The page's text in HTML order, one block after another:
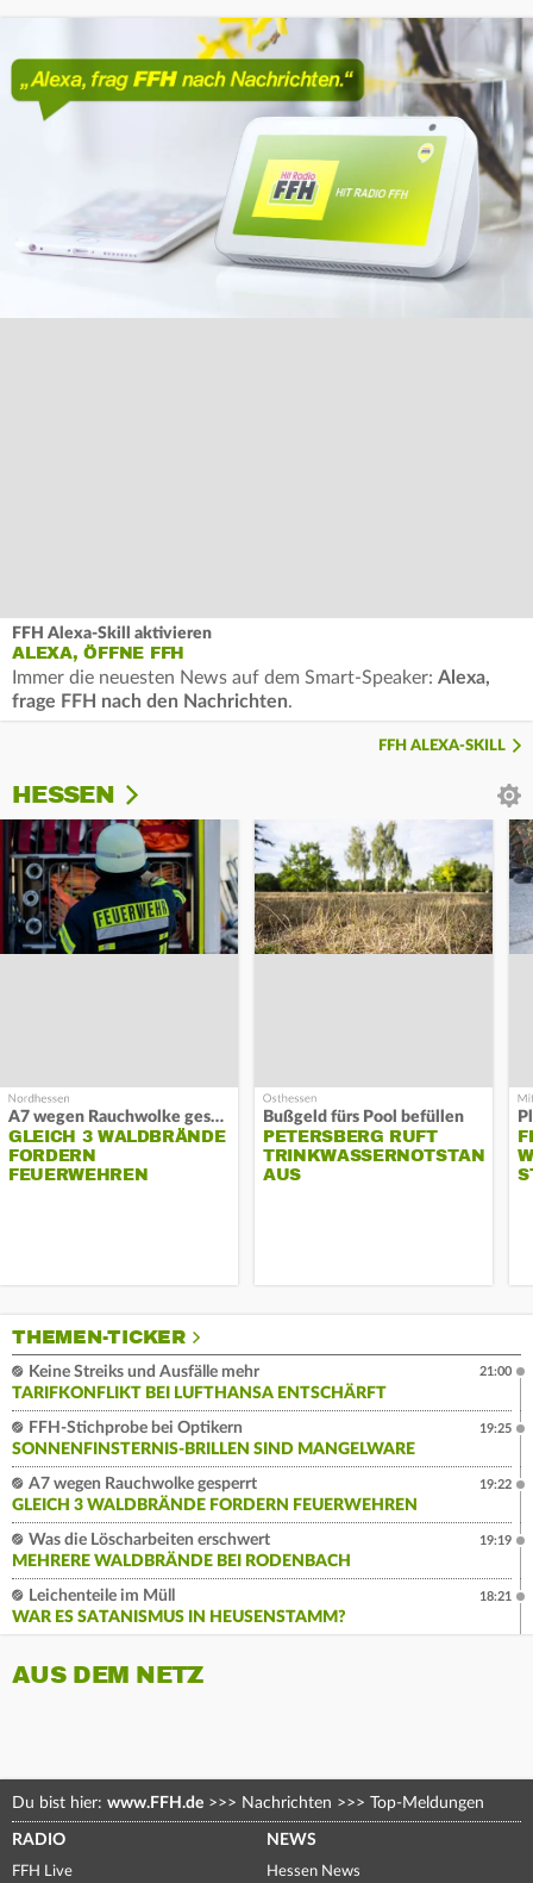
FFH Alexa-Skill aktivieren
ALEXA, ÖFFNE FFH
Immer die neuesten News auf dem Smart-Speaker: Alexa,
frage FFH nach den Nachrichten.
FFH ALEXA-SKILL
HESSEN
A7 wegen Rauchwolke gesperrt
GLEICH 3 WALDBRÄNDE
FORDERN
FEUERWEHREN
Bußgeld fürs Pool befüllen
PETERSBERG RUFT
TRINKWASSERNOTSTAND
AUS
THEMEN-TICKER
Keine Streiks und Ausfälle mehr
TARIFKONFLIKT BEI LUFTHANSA ENTSCHÄRFT
21:00
FFH-Stichprobe bei Optikern
SONNENFINSTERNIS-BRILLEN SIND MANGELWARE
19:25
A7 wegen Rauchwolke gesperrt
GLEICH 3 WALDBRÄNDE FORDERN FEUERWEHREN
19:22
Was die Löscharbeiten erschwert
MEHRERE WALDBRÄNDE BEI RODENBACH
19:19
Leichenteile im Müll
WAR ES SATANISMUS IN HEUSENSTAMM?
18:21
AUS DEM NETZ
Du bist hier: www.FFH.de >>> Nachrichten >>> Top-Meldungen
RADIO
FFH Live
NEWS
Hessen News